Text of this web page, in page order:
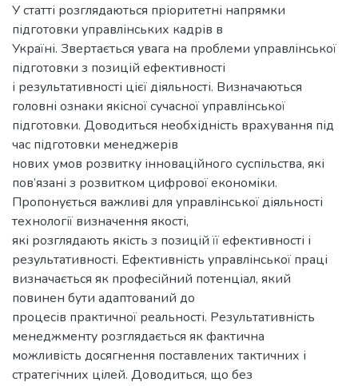
У статті розглядаються пріоритетні напрямки
підготовки управлінських кадрів в
Україні. Звертається увага на проблеми управлінської
підготовки з позицій ефективності
і результативності цієї діяльності. Визначаються
головні ознаки якісної сучасної управлінської
підготовки. Доводиться необхідність врахування під
час підготовки менеджерів
нових умов розвитку інноваційного суспільства, які
пов’язані з розвитком цифрової економіки.
Пропонується важливі для управлінської діяльності
технології визначення якості,
які розглядають якість з позицій її ефективності і
результативності. Ефективність управлінської праці
визначається як професійний потенціал, який
повинен бути адаптований до
процесів практичної реальності. Результативність
менеджменту розглядається як фактична
можливість досягнення поставлених тактичних і
стратегічних цілей. Доводиться, що без